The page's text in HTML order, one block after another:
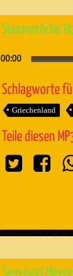
Sommerliche
00:00
Schlagworte
Griechenland
Teile diesen
Seevögel